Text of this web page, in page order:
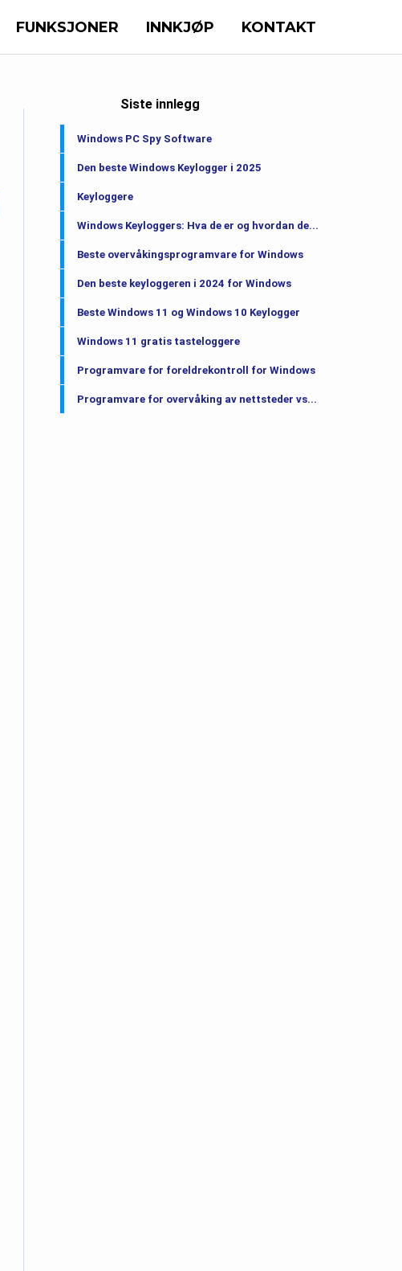
FUNKSJONER INNKJØP KONTAKT
Siste innlegg
Windows PC Spy Software
Den beste Windows Keylogger i 2025
Keyloggere
Windows Keyloggers: Hva de er og hvordan de...
Beste overvåkingsprogramvare for Windows
Den beste keyloggeren i 2024 for Windows
Beste Windows 11 og Windows 10 Keylogger
Windows 11 gratis tasteloggere
Programvare for foreldrekontroll for Windows
Programvare for overvåking av nettsteder vs...